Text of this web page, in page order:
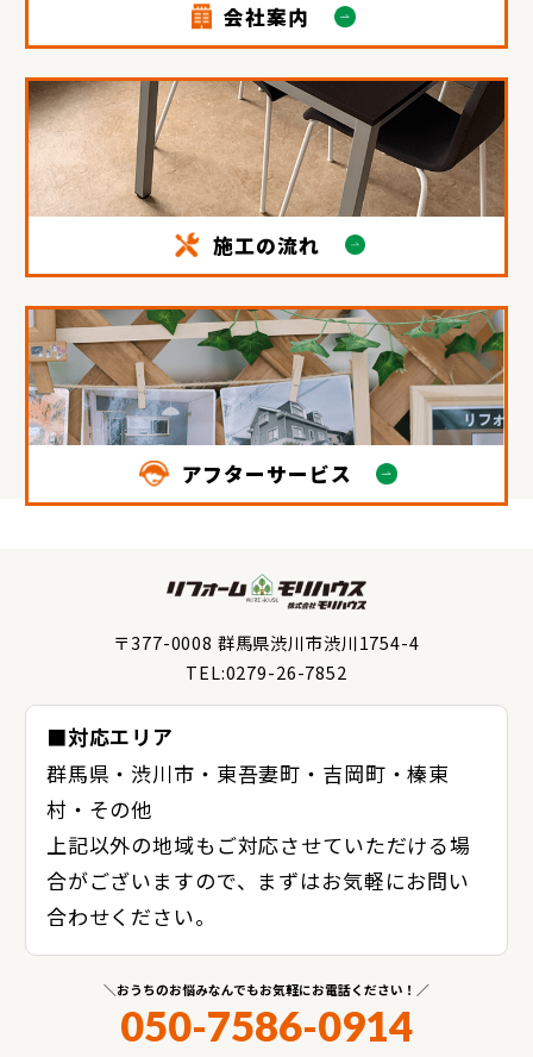
会社案内
施工の流れ
アフターサービス
〒377-0008 群馬県渋川市渋川1754-4
TEL:0279-26-7852
■対応エリア
群馬県・渋川市・東吾妻町・吉岡町・榛東
村・その他
上記以外の地域もご対応させていただける場
合がございますので、まずはお気軽にお問い
合わせください。
おうちのお悩みなんでもお気軽にお電話ください！
050-7586-0914